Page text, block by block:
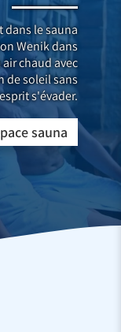
dans le sauna
Wenik dans
chaud avec
de soleil sans
s'évader.
sauna